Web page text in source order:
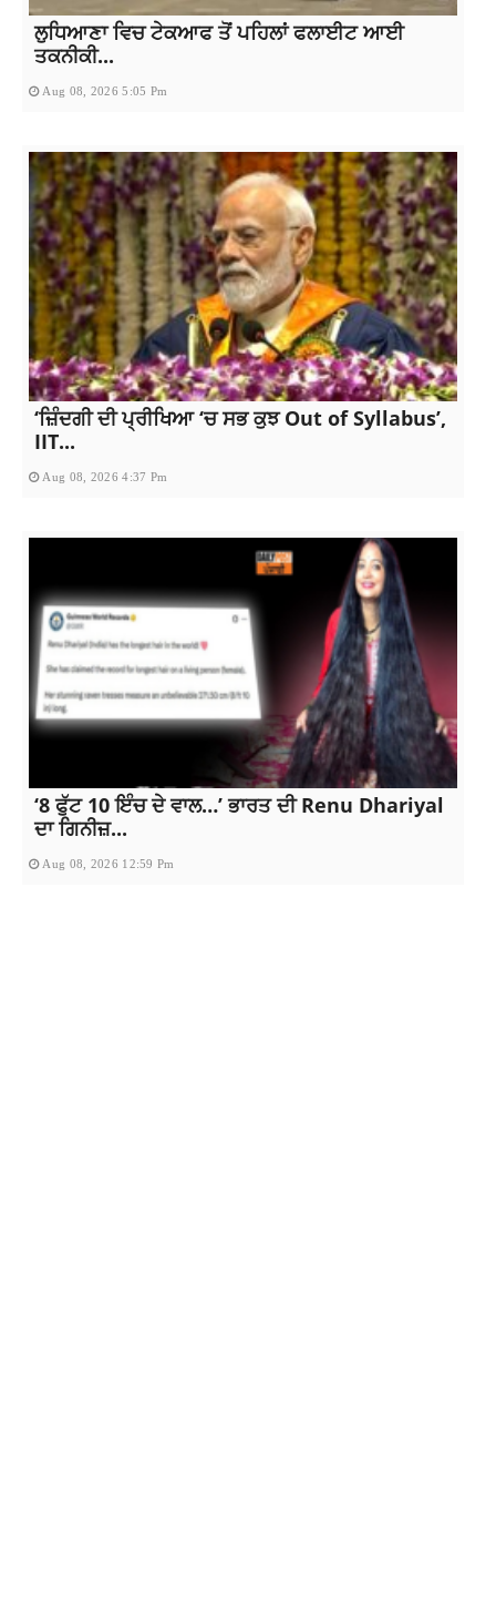
ਲੁਧਿਆਣਾ ਵਿਚ ਟੇਕਆਫ ਤੋਂ ਪਹਿਲਾਂ ਫਲਾਈਟ ਆਈ
ਤਕਨੀਕੀ...
Aug 08, 2026 5:05 Pm
‘ਜ਼ਿੰਦਗੀ ਦੀ ਪ੍ਰੀਖਿਆ ‘ਚ ਸਭ ਕੁਝ Out of Syllabus’,
IIT...
Aug 08, 2026 4:37 Pm
‘8 ਫੁੱਟ 10 ਇੰਚ ਦੇ ਵਾਲ…’ ਭਾਰਤ ਦੀ Renu Dhariyal
ਦਾ ਗਿਨੀਜ਼...
Aug 08, 2026 12:59 Pm